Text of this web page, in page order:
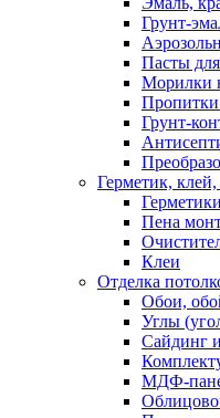
Грунт-
Пасты
Морилки
Пропитки
Грунт-
Герметик,
Герметики
Пена
Клеи
Отделка
Обои,
Углы
Сайдинг
МДФ-